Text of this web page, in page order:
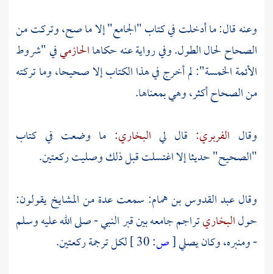
وعنه قال: ما أدخلت في كتاب "الجامع" إلا ما صح، وتركت من
الصحاح لحال الطول. وفي رواية عنه حكاهاالحازميفي "شروط
الأئمة الخمسة": لم أخرج في هذا الكتاب إلا صحيحا، وما تركته
من الصحاح أكثر، وهي بمعناها.
وقال الفربري: قال لي البخاري: ما وضعت في كتاب
"الصحيح" حديثا إلا اغتسلت قبل ذلك وصليت ركعتين.
وقالعبد القدوس بن همام: سمعت عدة من المشايخ يقولون:
حولالبخاريتراجم جامعه بين قبر النبي - صلى الله عليه وسلم
- ومنبره، وكان يصلي[ص:
لكل ترجمة ركعتين.